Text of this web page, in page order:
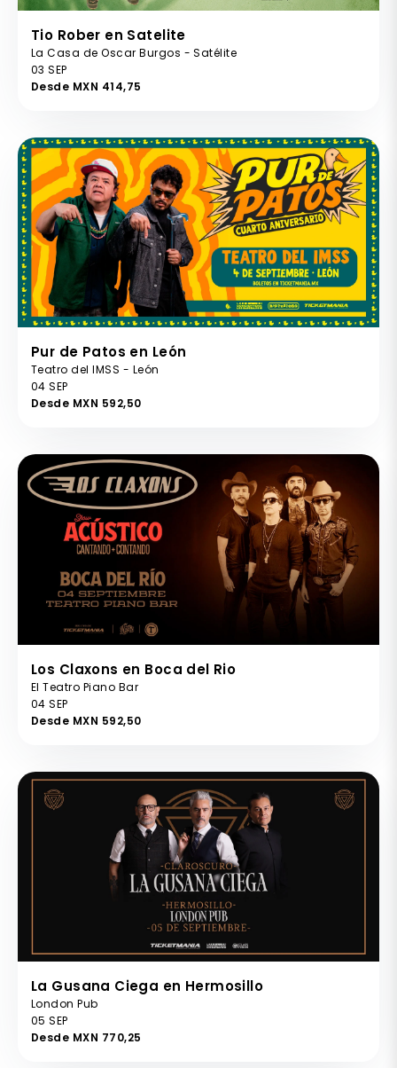
Tio Rober en Satelite
La Casa de Oscar Burgos - Satélite
03 SEP
Desde MXN 414,75
Pur de Patos en León
Teatro del IMSS - León
04 SEP
Desde MXN 592,50
Los Claxons en Boca del Rio
El Teatro Piano Bar
04 SEP
Desde MXN 592,50
La Gusana Ciega en Hermosillo
London Pub
05 SEP
Desde MXN 770,25